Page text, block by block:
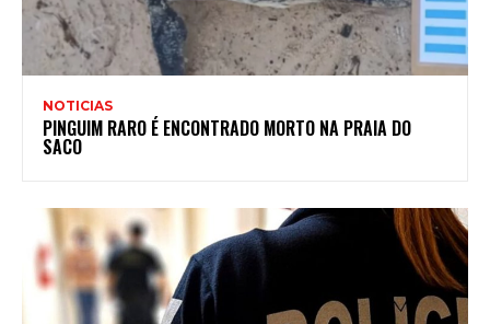
NOTICIAS
PINGUIM RARO É ENCONTRADO MORTO NA PRAIA DO
SACO